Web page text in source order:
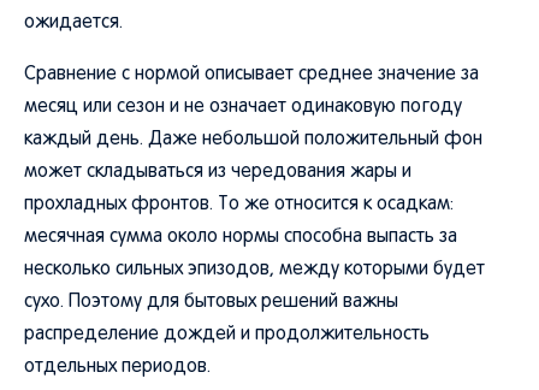
ожидается.
Сравнение с нормой описывает среднее значение за
месяц или сезон и не означает одинаковую погоду
каждый день. Даже небольшой положительный фон
может складываться из чередования жары и
прохладных фронтов. То же относится к осадкам:
месячная сумма около нормы способна выпасть за
несколько сильных эпизодов, между которыми будет
сухо. Поэтому для бытовых решений важны
распределение дождей и продолжительность
отдельных периодов.